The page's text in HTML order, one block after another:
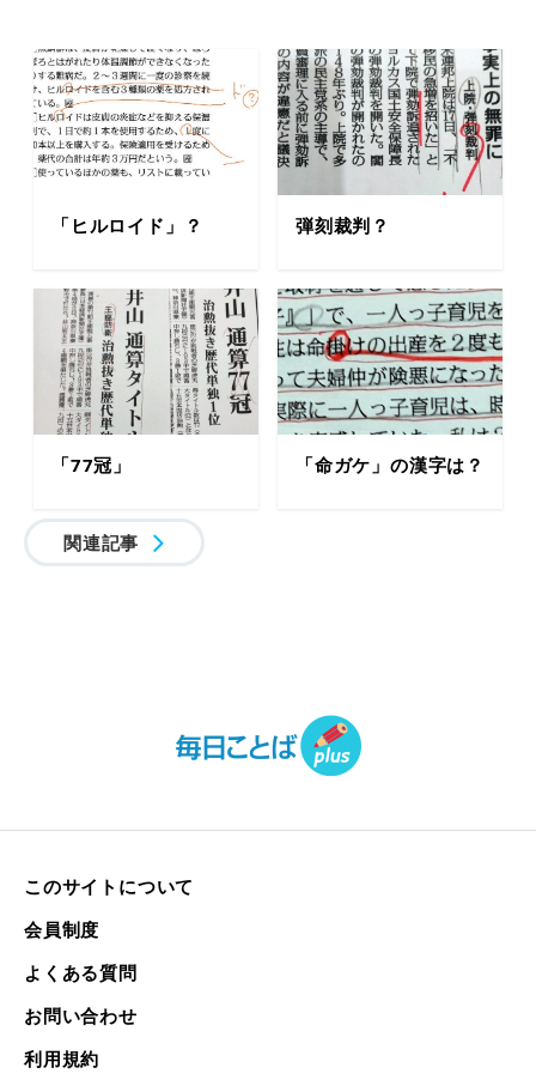
「ヒルロイド」？ 弾刻裁判？
「77冠」 「命ガケ」の漢字は？
関連記事
このサイトについて
会員制度
よくある質問
お問い合わせ
利用規約